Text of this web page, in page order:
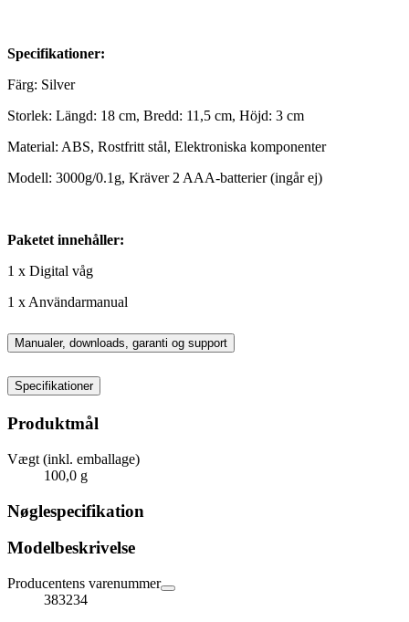
Specifikationer:
Färg: Silver
Storlek: Längd: 18 cm, Bredd: 11,5 cm, Höjd: 3 cm
Material: ABS, Rostfritt stål, Elektroniska komponenter
Modell: 3000g/0.1g, Kräver 2 AAA-batterier (ingår ej)
Paketet innehåller:
1 x Digital våg
1 x Användarmanual
Manualer, downloads, garanti og support
Specifikationer
Produktmål
Vægt (inkl. emballage)
100,0 g
Nøglespecifikation
Modelbeskrivelse
Producentens varenummer
383234